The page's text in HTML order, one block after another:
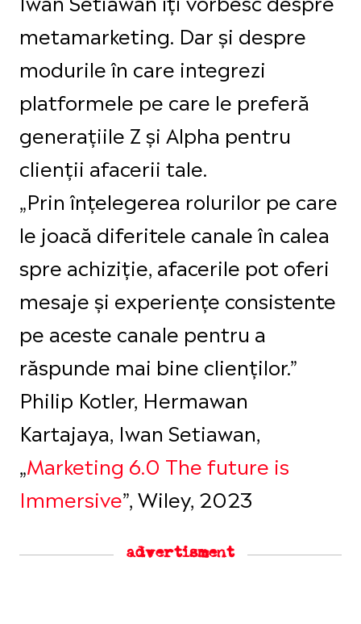
metamarketing. Dar și despre
modurile în care integrezi
platformele pe care le preferă
generațiile Z și Alpha pentru
clienții afacerii tale.
„Prin înțelegerea rolurilor pe care
le joacă diferitele canale în calea
spre achiziție, afacerile pot oferi
mesaje și experiențe consistente
pe aceste canale pentru a
răspunde mai bine clienților.”
Philip Kotler, Hermawan
Kartajaya, Iwan Setiawan,
„Marketing 6.0 The future is
Immersive”, Wiley, 2023
advertisment